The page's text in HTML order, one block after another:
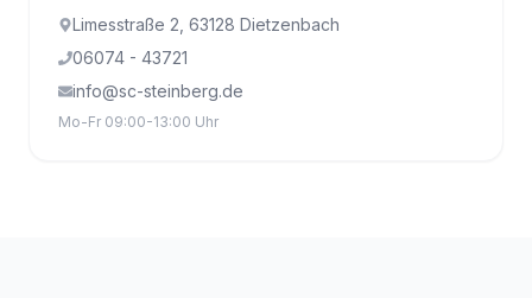
Limesstraße 2, 63128 Dietzenbach
06074 - 43721
info@sc-steinberg.de
Mo-Fr 09:00-13:00 Uhr